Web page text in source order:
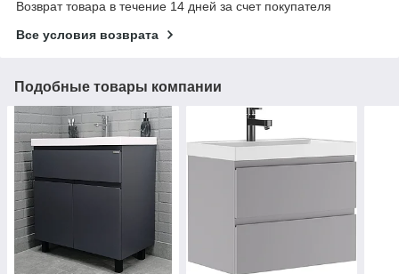
Возврат товара в течение 14 дней за счет покупателя
Все условия возврата
Подобные товары компании